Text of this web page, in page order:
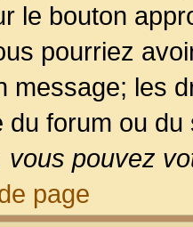
le bouton
pourriez
message; les
du forum ou
pouvez
page